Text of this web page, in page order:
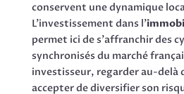
conservent une dynamique
L’investissement dans l’
permet ici de s’affranchir des
synchronisés du marché
investisseur, regarder au-delà
accepter de diversifier son